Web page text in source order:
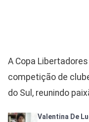
A Copa
competição de
do Sul, reunindo
Valentina De